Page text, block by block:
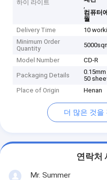
하이 라이트
,
컴퓨터
월
Delivery Time
10
Minimum Order
Quantity
Model Number CD-R
Packaging Details
50
Place of Origin
Henan
더 많은 것을
연락처
Mr. Summer